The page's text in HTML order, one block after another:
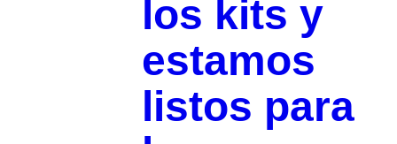
los kits y
estamos
listos para